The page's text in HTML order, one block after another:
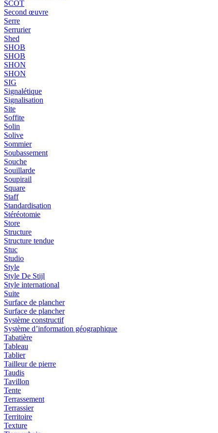
SCOT
Second œuvre
Serre
Serrurier
Shed
SHOB
SHOB
SHON
SHON
SIG
Signalétique
Signalisation
Site
Soffite
Solin
Solive
Sommier
Soubassement
Souche
Souillarde
Soupirail
Square
Staff
Standardisation
Stéréotomie
Store
Structure
Structure tendue
Stuc
Studio
Style
Style De Stijl
Style international
Suite
Surface de plancher
Surface de plancher
Système constructif
Système d’information géographique
Tabatière
Tableau
Tablier
Tailleur de pierre
Taudis
Tavillon
Tente
Terrassement
Terrassier
Territoire
Texture